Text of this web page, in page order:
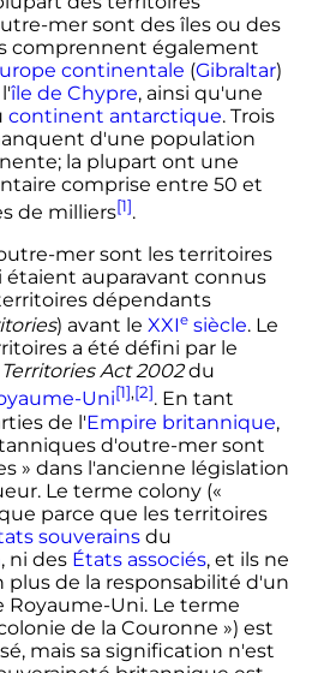
mer sont des îles ou des
comprennent également
continentale (Gibraltar)
île de Chypre, ainsi qu'une
continent antarctique. Trois
d'une population
la plupart ont une
comprise entre 50 et
de milliers[1].
mer sont les territoires
auparavant connus
dépendants
) avant le XXIesiècle. Le
a été défini par le
Act 2002du
Uni[1],[2]. En tant
de l'Empire britannique,
d'outre-mer sont
» dans l'ancienne législation
Le terme colony(«
parce que les territoires
souverainsdu
, ni des États associés, et ils ne
plus de la responsabilité d'un
Royaume-Uni. Le terme
de la Couronne ») est
mais sa signification n'est